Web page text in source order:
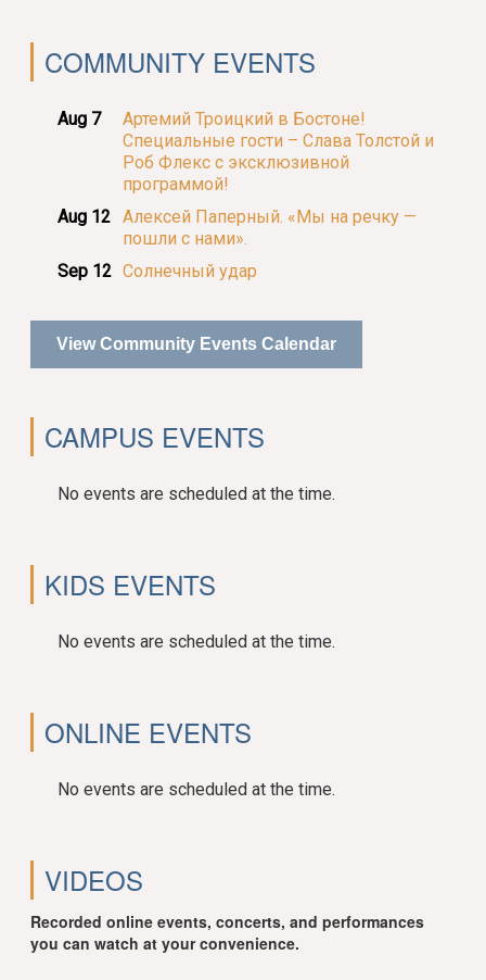
COMMUNITY EVENTS
Aug 7
Артемий Троицкий в Бостоне!
Специальные гости – Слава Толстой и
Роб Флекс с эксклюзивной
программой!
Aug 12 Алексей Паперный. «Мы на речку —
пошли с нами».
Sep 12 Солнечный удар
View Community Events Calendar
CAMPUS EVENTS
No events are scheduled at the time.
KIDS EVENTS
No events are scheduled at the time.
ONLINE EVENTS
No events are scheduled at the time.
VIDEOS
Recorded online events, concerts, and performances
you can watch at your convenience.